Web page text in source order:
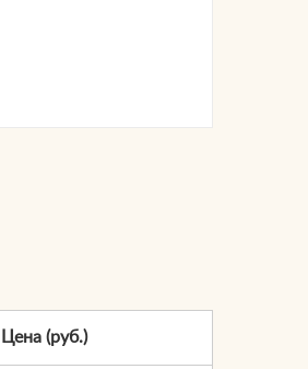
Цена (руб.)